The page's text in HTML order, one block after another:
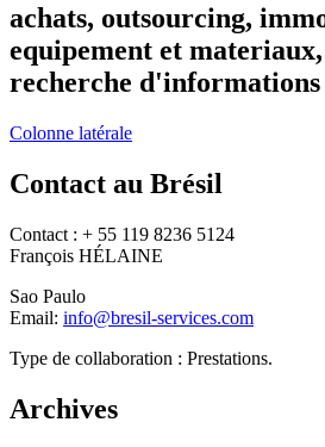
achats, outsourcing,
equipement et materiaux,
recherche d'informations
Colonne latérale
Contact au Brésil
Contact : + 55 119 8236 5124
François HÉLAINE
Sao Paulo
Email: info@bresil-services.com
Type de collaboration : Prestations.
Archives